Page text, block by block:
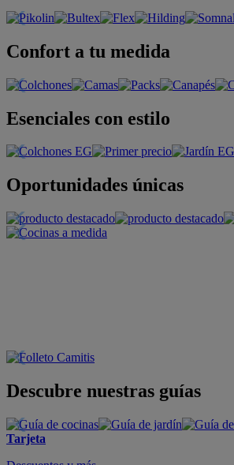
Confort a tu medida
Esenciales con estilo
Oportunidades únicas
Descubre nuestras guías
Tarjeta